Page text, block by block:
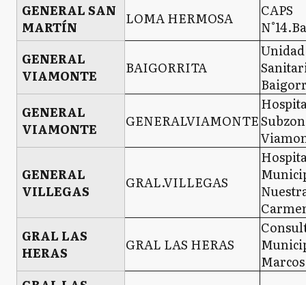
GENERAL SAN
MARTÍN
LOMA HERMOSA
CAPS
GENERAL
VIAMONTE
BAIGORRITA
Unidad
GENERAL
VIAMONTE
GENERALVIAMONTE
GENERAL
VILLEGAS
GRAL.VILLEGAS
GRAL LAS
HERAS
GRAL LAS HERAS